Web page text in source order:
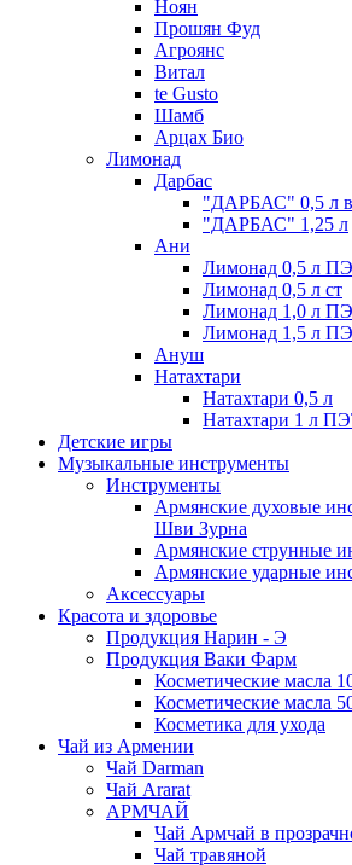
Ноян
Прошян Фуд
Агроянс
Витал
te Gusto
Шамб
Арцах Био
Лимонад
Дарбас
"ДАРБАС" 0,5 л в
"ДАРБАС" 1,25 л
Ани
Лимонад 0,5 л
Лимонад 0,5 л ст
Лимонад 1,0 л
Лимонад 1,5 л
Ануш
Натахтари
Натахтари 0,5 л
Натахтари 1 л
Детские игры
Музыкальные инструменты
Инструменты
Армянские духовые
Шви Зурна
Армянские струнные
Армянские ударные
Аксессуары
Красота и здоровье
Продукция Нарин - Э
Продукция Ваки Фарм
Косметические масла
Косметические масла
Косметика для ухода
Чай из Армении
Чай Darman
Чай Ararat
АРМЧАЙ
Чай Армчай в
Чай травяной